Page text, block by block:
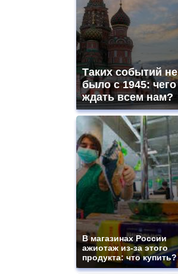
Таких событий не
было с 1945: чего
ждать всем нам?
В магазинах России
ажиотаж из-за этого
продукта: что купить?